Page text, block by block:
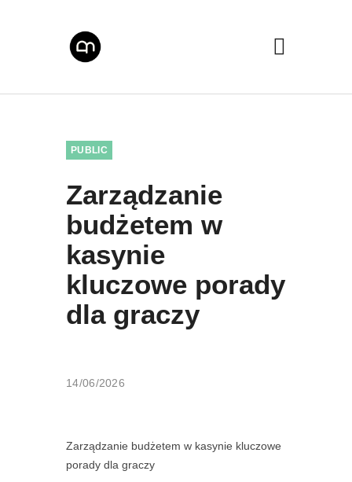
PUBLIC
Zarządzanie
budżetem w
kasynie
kluczowe porady
dla graczy
14/06/2026
Zarządzanie budżetem w kasynie kluczowe
porady dla graczy